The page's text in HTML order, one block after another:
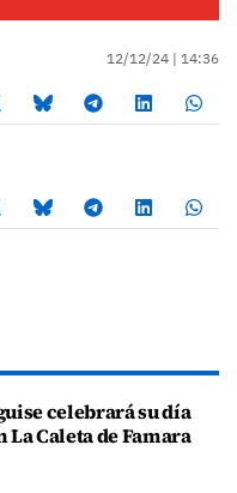
12/12/24 | 14:36
celebrará su día
Caleta de Famara